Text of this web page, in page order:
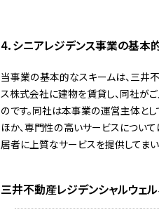
4．シニアレジデンス事業の基本
当事業の基本的なスキームは、三井
ス株式会社に建物を賃貸し、同社が
のです。同社は本事業の運営主体とし
ほか、専門性の高いサービスについ
居者に上質なサービスを提供してまい
三井不動産レジデンシャルウェ